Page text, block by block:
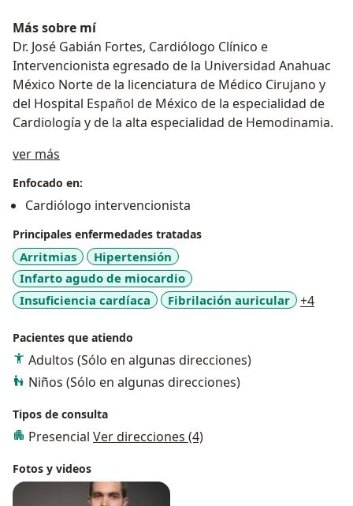
Más sobre mí
Dr. José Gabián Fortes, Cardiólogo Clínico e
Intervencionista egresado de la Universidad Anahuac
México Norte de la licenciatura de Médico Cirujano y
del Hospital Español de México de la especialidad de
Cardiología y de la alta especialidad de Hemodinamia.
ver más
Enfocado en:
Cardiólogo intervencionista
Principales enfermedades tratadas
Arritmias
Hipertensión
Infarto agudo de miocardio
Insuficiencia cardíaca
Fibrilación auricular +4
Pacientes que atiendo
Adultos (Sólo en algunas direcciones)
Niños (Sólo en algunas direcciones)
Tipos de consulta
Presencial Ver direcciones (4)
Fotos y videos